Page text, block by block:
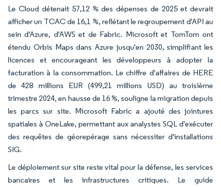
Le Cloud détenait 57,12 % des dépenses de 2025 et devrait
afficher un TCAC de 16,1 %, reflétant le regroupement d'API au
sein d'Azure, d'AWS et de Fabric. Microsoft et TomTom ont
étendu Orbis Maps dans Azure jusqu'en 2030, simplifiant les
licences et encourageant les développeurs à adopter la
facturation à la consommation. Le chiffre d'affaires de HERE
de 428 millions EUR (499,21 millions USD) au troisième
trimestre 2024, en hausse de 16 %, souligne la migration depuis
les parcs sur site. Microsoft Fabric a ajouté des jointures
spatiales à OneLake, permettant aux analystes SQL d'exécuter
des requêtes de géorepérage sans nécessiter d'installations
SIG.
Le déploiement sur site reste vital pour la défense, les services
bancaires et les infrastructures critiques. Le guide